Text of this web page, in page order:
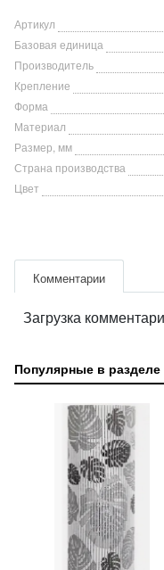
Артикул
Базовая единица
Производитель
Крепление
Форма
Материал
Размер, мм
Страна производства
Цвет
Комментарии
Загрузка
Популярные в разделе